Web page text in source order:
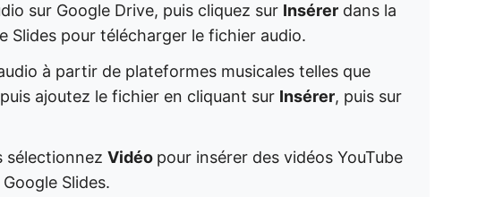
sur Google Drive, puis cliquez sur Insérer dans la
Slides pour télécharger le fichier audio.
à partir de plateformes musicales telles que
ajoutez le fichier en cliquant sur Insérer, puis sur
sélectionnez Vidéo pour insérer des vidéos YouTube
Slides.